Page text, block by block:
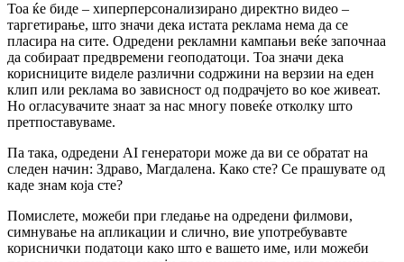
Тоа ќе биде – хиперперсонализирано директно видео –
таргетирање, што значи дека истата реклама нема да се
пласира на сите. Одредени рекламни кампањи веќе започнаа
да собираат предвремени геоподатоци. Тоа значи дека
корисниците виделе различни содржини на верзии на еден
клип или реклама во зависност од подрачјето во кое живеат.
Но огласувачите знаат за нас многу повеќе отколку што
претпоставуваме.
Па така, одредени AI генератори може да ви се обратaт на
следен начин: Здраво, Магдалена. Како сте? Се прашувате од
каде знам која сте?
Помислете, можеби при гледање на одредени филмови,
симнување на апликации и слично, вие употребувавте
кориснички податоци како што е вашето име, или можеби